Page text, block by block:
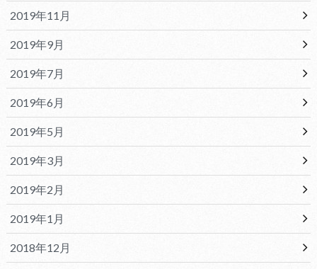
2019年11月
2019年9月
2019年7月
2019年6月
2019年5月
2019年3月
2019年2月
2019年1月
2018年12月